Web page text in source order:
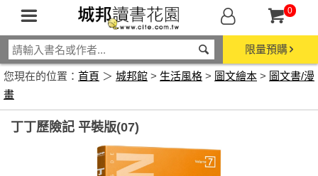
0
限量預購
您現在的位置： 首頁 ＞ 城邦館 > 生活風格 > 圖文繪本 > 圖文書/漫
畫
丁丁歷險記 平裝版(07)